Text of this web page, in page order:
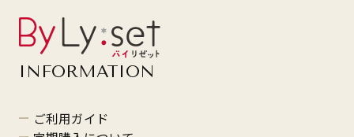
INFORMATION
ご利用ガイド